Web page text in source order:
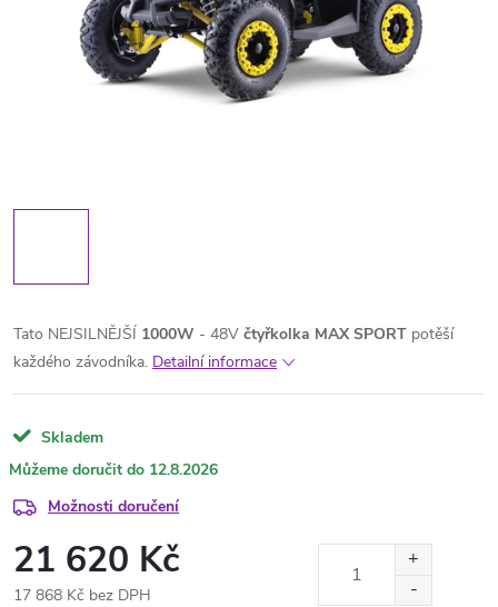
Tato NEJSILNĚJŠÍ 1000W - 48V čtyřkolka MAX SPORT potěší
každého závodníka. Detailní informace
Skladem
12.8.2026
Možnosti doručení
21 620 Kč
17 868 Kč bez DPH